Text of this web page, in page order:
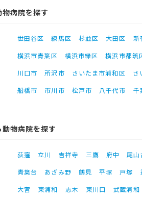
病院を探す
世田谷区 練馬区 杉並区 大田区 新
横浜市青葉区 横浜市緑区 横浜市都筑
川口市 所沢市 さいたま市浦和区 さ
船橋市 市川市 松戸市 八千代市 千
物病院を探す
荻窪 立川 吉祥寺 三鷹 府中 尾山
青葉台 あざみ野 鶴見 平塚 戸塚
大宮 東浦和 志木 東川口 武蔵浦和